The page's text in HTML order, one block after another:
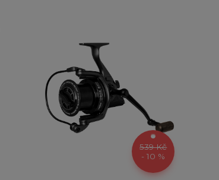
539 Kč
- 10 %